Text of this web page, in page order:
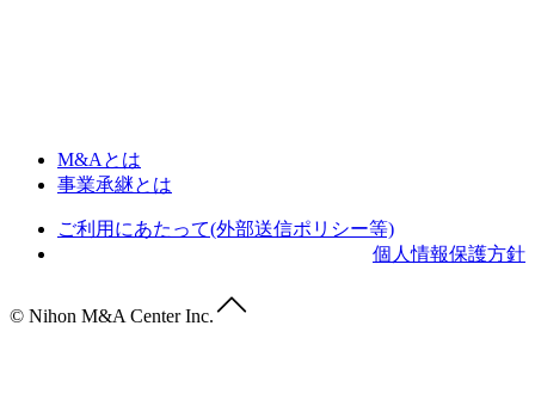
M&Aとは
事業承継とは
ご利用にあたって(外部送信ポリシー等)
個人情報保護方針
© Nihon M&A Center Inc.